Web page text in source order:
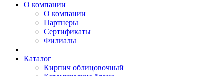
О компании
О компании
Партнеры
Сертификаты
Филиалы
Каталог
Кирпич облицовочный